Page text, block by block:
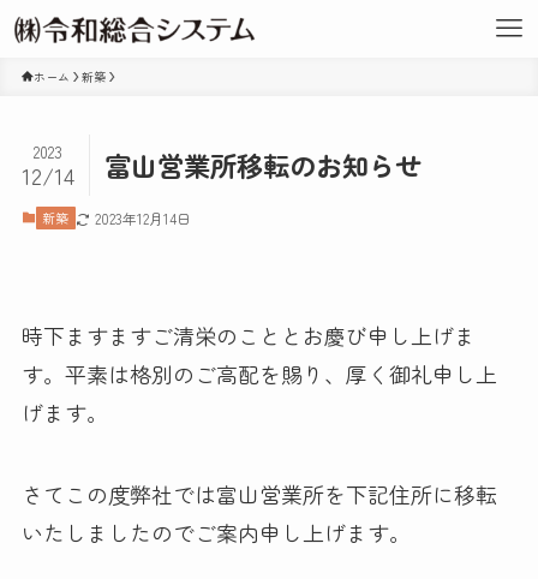
ホーム 新築
富山営業所移転のお知らせ
2023
12/14
新築 2023年12月14日
時下ますますご清栄のこととお慶び申し上げま
す。平素は格別のご高配を賜り、厚く御礼申し上
げます。
さてこの度弊社では富山営業所を下記住所に移転
いたしましたのでご案内申し上げます。